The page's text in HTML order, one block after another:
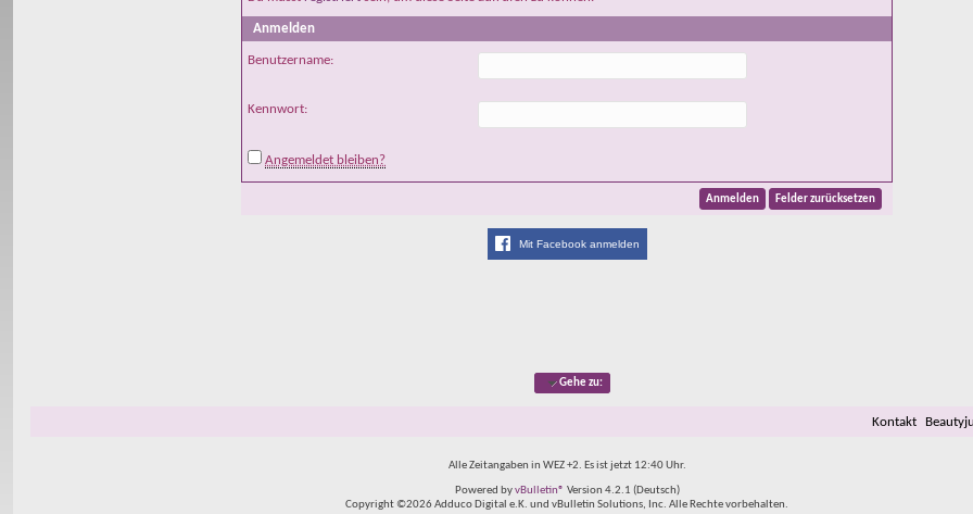
Anmelden
Benutzername:
Kennwort:
Angemeldet bleiben?
Mit Facebook anmelden
Gehe zu:
Kontakt
Alle Zeitangaben in WEZ +2. Es ist jetzt 12:40Uhr.
Powered byvBulletin® Version 4.2.1 (Deutsch)
Copyright ©2026 Adduco Digital e.K. und vBulletin Solutions, Inc. Alle Rechte vorbehalten.